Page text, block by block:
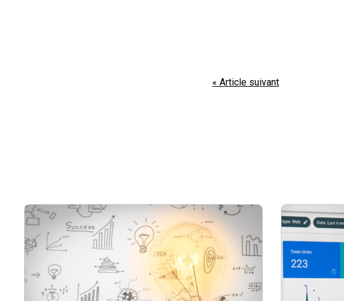
« Article suivant